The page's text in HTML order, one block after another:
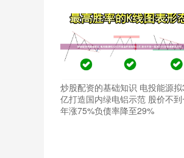
炒股配资的基础知识 电投能源拟
亿打造国内绿电铝示范 股价不
年涨75%负债率降至29%